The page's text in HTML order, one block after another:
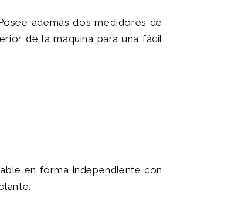
además dos medidores de
de la maquina para una fácil
en forma independiente con